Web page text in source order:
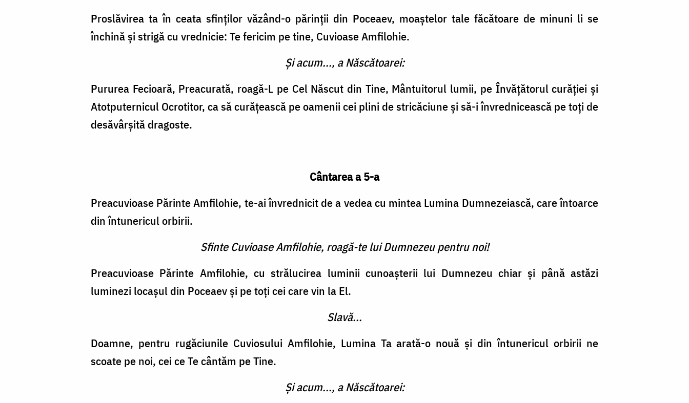
Proslăvirea ta în ceata sfinților văzând-o părinții din Poceaev, moaștelor tale făcătoare de minuni li se
închină și strigă cu vrednicie: Te fericim pe tine, Cuvioase Amfilohie.
Și acum..., a Născătoarei:
Pururea Fecioară, Preacurată, roagă-L pe Cel Născut din Tine, Mântuitorul lumii, pe Învățătorul curăției și
Atotputernicul Ocrotitor, ca să curățească pe oamenii cei plini de stricăciune și să-i învrednicească pe toți de
desăvârșită dragoste.
Cântarea a 5-a
Preacuvioase Părinte Amfilohie, te-ai învrednicit de a vedea cu mintea Lumina Dumnezeiască, care întoarce
din întunericul orbirii.
Sfinte Cuvioase Amfilohie, roagă-te lui Dumnezeu pentru noi!
Preacuvioase Părinte Amfilohie, cu strălucirea luminii cunoașterii lui Dumnezeu chiar și până astăzi
luminezi locașul din Poceaev și pe toți cei care vin la El.
Slavă...
Doamne, pentru rugăciunile Cuviosului Amfilohie, Lumina Ta arată-o nouă și din întunericul orbirii ne
scoate pe noi, cei ce Te cântăm pe Tine.
Și acum..., a Născătoarei: